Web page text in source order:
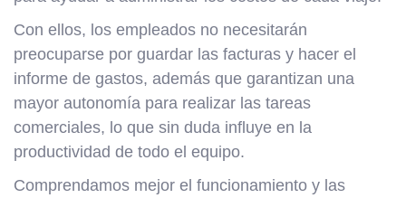
Con ellos, los empleados no necesitarán
preocuparse por guardar las facturas y hacer el
informe de gastos, además que garantizan una
mayor autonomía para realizar las tareas
comerciales, lo que sin duda influye en la
productividad de todo el equipo.
Comprendamos mejor el funcionamiento y las